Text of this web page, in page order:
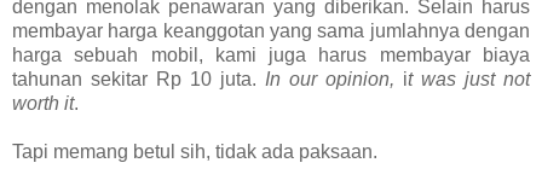
dengan menolak penawaran yang diberikan. Selain harus
membayar harga keanggotan yang sama jumlahnya dengan
harga sebuah mobil, kami juga harus membayar biaya
tahunan sekitar Rp 10 juta. In our opinion, it was just not
worth it.
Tapi memang betul sih, tidak ada paksaan.